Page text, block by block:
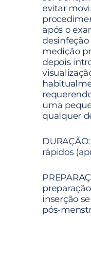
evitar
após o
desinfeção
medição
depois
uma
qualquer
rápidos
inserção
pós-